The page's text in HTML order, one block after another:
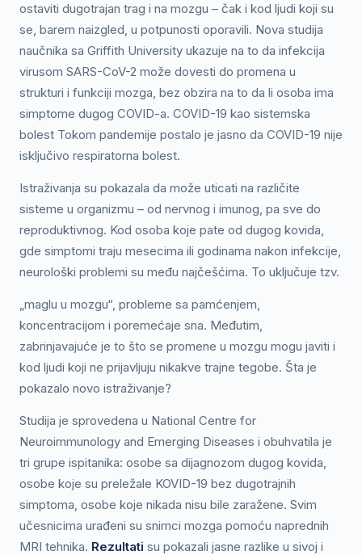
ostaviti dugotrajan trag i na mozgu – čak i kod ljudi koji su
se, barem naizgled, u potpunosti oporavili. Nova studija
naučnika sa Griffith University ukazuje na to da infekcija
virusom SARS-CoV-2 može dovesti do promena u
strukturi i funkciji mozga, bez obzira na to da li osoba ima
simptome dugog COVID-a. COVID-19 kao sistemska
bolest Tokom pandemije postalo je jasno da COVID-19 nije
isključivo respiratorna bolest.
Istraživanja su pokazala da može uticati na različite
sisteme u organizmu – od nervnog i imunog, pa sve do
reproduktivnog. Kod osoba koje pate od dugog kovida,
gde simptomi traju mesecima ili godinama nakon infekcije,
neurološki problemi su među najčešćima. To uključuje tzv.
„maglu u mozgu“, probleme sa pamćenjem,
koncentracijom i poremećaje sna. Međutim,
zabrinjavajuće je to što se promene u mozgu mogu javiti i
kod ljudi koji ne prijavljuju nikakve trajne tegobe. Šta je
pokazalo novo istraživanje?
Studija je sprovedena u National Centre for
Neuroimmunology and Emerging Diseases i obuhvatila je
tri grupe ispitanika: osobe sa dijagnozom dugog kovida,
osobe koje su preležale KOVID-19 bez dugotrajnih
simptoma, osobe koje nikada nisu bile zaražene. Svim
učesnicima urađeni su snimci mozga pomoću naprednih
MRI tehnika. Rezultati su pokazali jasne razlike u sivoj i